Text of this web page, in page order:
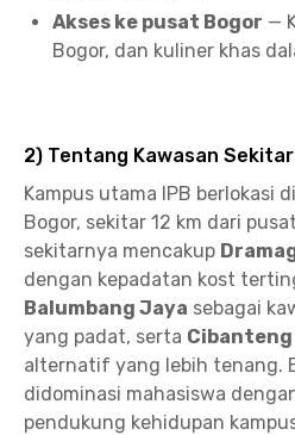
Akses ke pusat Bogor —
Bogor, dan kuliner khas
2) Tentang Kawasan Sekitar
Kampus utama IPB berlokasi
Bogor, sekitar 12 km dari
sekitarnya mencakup
dengan kepadatan kost
Balumbang Jaya sebagai
yang padat, serta Cibanteng
alternatif yang lebih tenang.
didominasi mahasiswa
pendukung kehidupan